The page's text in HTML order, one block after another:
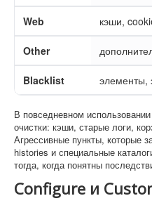
Web кэши,
Other
Blacklist элементы,
В повседневном
очистки: кэши, старые логи,
Агрессивные пункты, которые
histories и специальные
тогда, когда понятны
Configure и